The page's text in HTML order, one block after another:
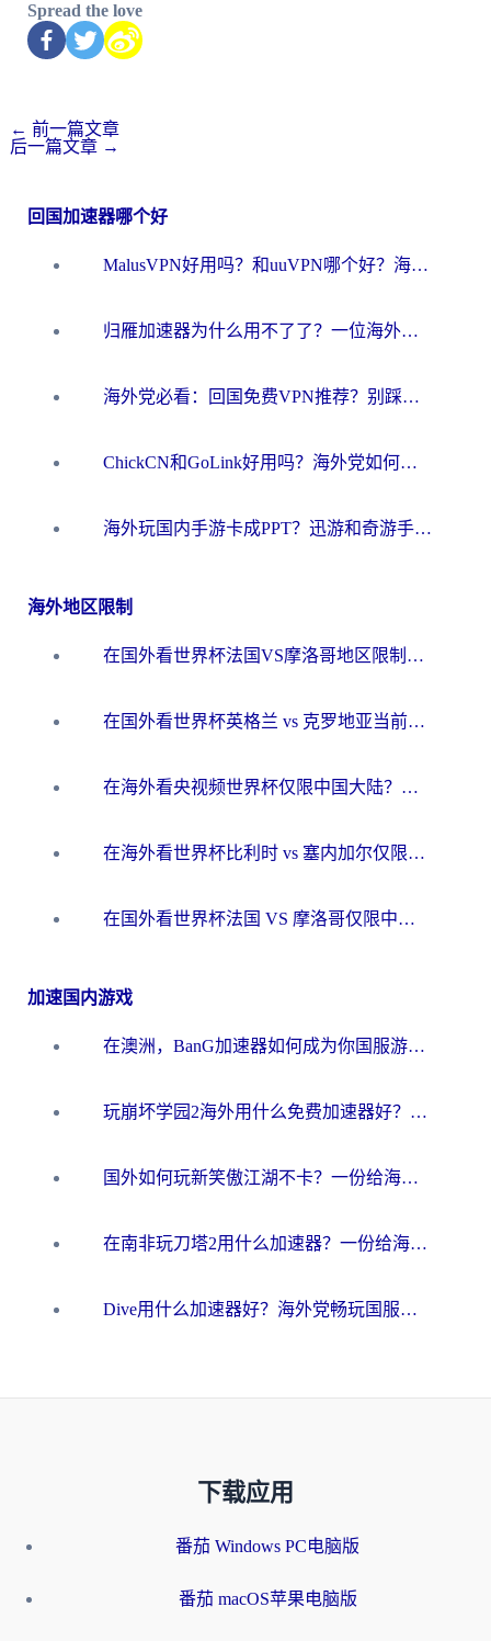
Spread the love
← 前一篇文章
后一篇文章 →
回国加速器哪个好
MalusVPN好用吗？和uuVPN哪个好？海外党无缝访问国内资源的真实对比与选择指南
归雁加速器为什么用不了了？一位海外游子的真实困惑与技术解答
海外党必看：回国免费VPN推荐？别踩坑！教你选对加速器无缝刷国内资源
ChickCN和GoLink好用吗？海外党如何选对回国加速器
海外玩国内手游卡成PPT？迅游和奇游手游哪个好？一篇讲透回国加速器怎么选
海外地区限制
在国外看世界杯法国VS摩洛哥地区限制？这篇指南让你流畅看中文解说无压力
在国外看世界杯英格兰 vs 克罗地亚当前地区不可播放？这篇指南帮你搞定所有海外观赛难题
在海外看央视频世界杯仅限中国大陆？这篇指南帮你解锁中文解说+无卡顿直播
在海外看世界杯比利时 vs 塞内加尔仅限中国大陆？我找到了最流畅的中文解说之路
在国外看世界杯法国 VS 摩洛哥仅限中国大陆？海外党这样看中文解说赛事不卡顿
加速国内游戏
在澳洲，BanG加速器如何成为你国服游戏的“时光机”？
玩崩坏学园2海外用什么免费加速器好？2026海外党亲测国服游戏加速指南
国外如何玩新笑傲江湖不卡？一份给海外游子的终极网络指南
在南非玩刀塔2用什么加速器？一份给海外游子的终极生存指南
Dive用什么加速器好？海外党畅玩国服游戏的终极避坑指南
下载应用
番茄 Windows PC电脑版
番茄 macOS苹果电脑版